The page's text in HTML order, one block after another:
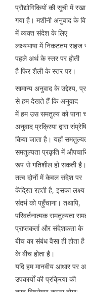
प्रौद्योगिकियों की सूची में रखा
गया है। मशीनी अनुवाद के
में व्यक्त संदेश के लिए
लक्ष्यभाषा में निकटतम
पहले अर्थ के स्तर पर होती
है फिर शैली के स्तर पर।
सामान्य अनुवाद के उद्देश्य,
से हम देखते हैं कि अनुवाद
में हम उस समतुल्य को पाना
अनुवाद प्रक्रिया द्वारा
किया जाता है। यहाँ
समतुल्यता प्रकृति में
रूप से गतिशील हो सकती
तत्व दोनों में केवल संदेश पर
केंद्रित रहती है, इसका
संदर्भ को पहुँचाना। तथापि,
परिवर्तनात्मक समतुल्यता
प्राप्तकर्ता और संदेशकता के
बीच का संबंध वैसा ही होता
के बीच होता है।
यदि हम मानवीय आधार पर
उपकार्यों की प्रक्रिया की